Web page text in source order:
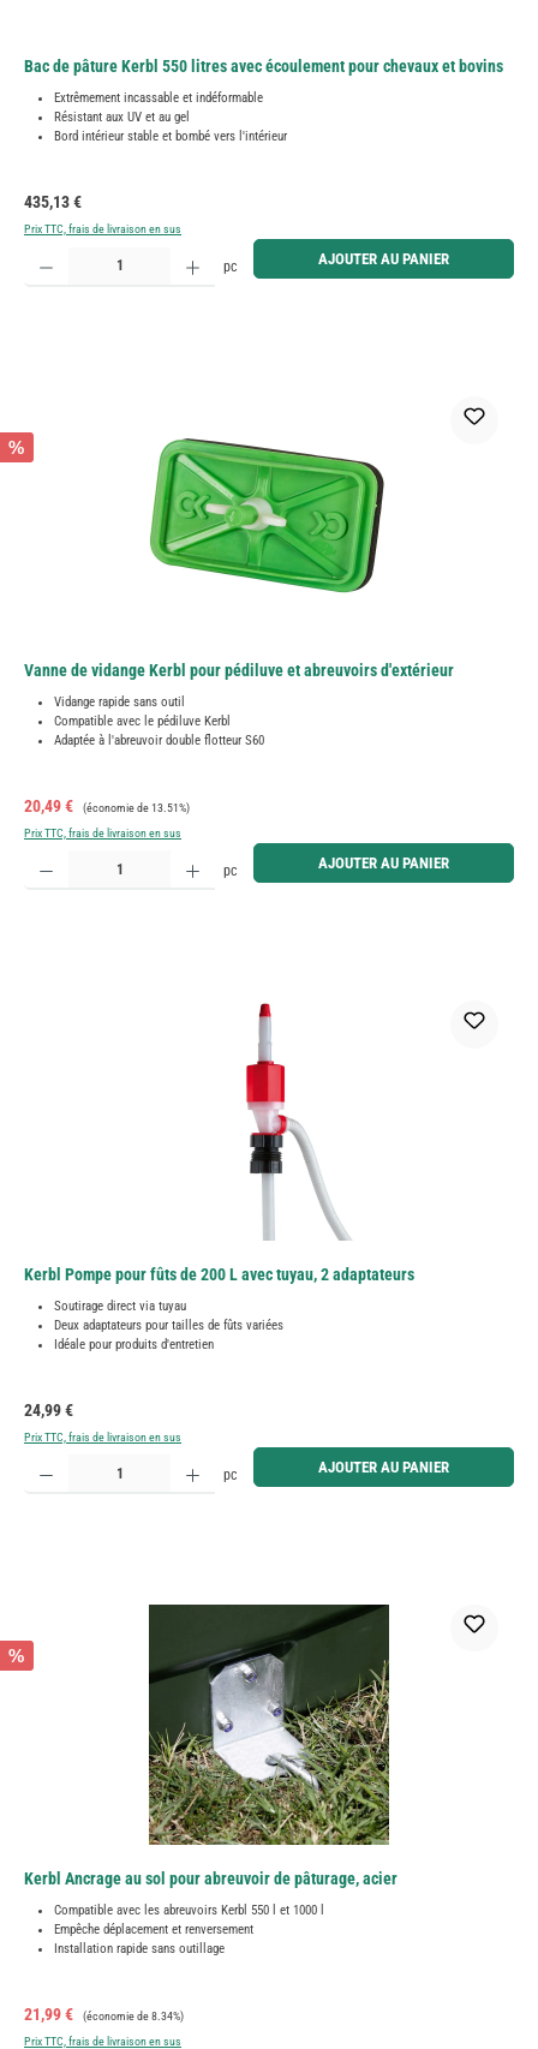
Bac de pâture Kerbl 550 litres avec écoulement pour chevaux et bovins
Extrêmement incassable et indéformable
Résistant aux UV et au gel
Bord intérieur stable et bombé vers l'intérieur
Prix régulier :
435,13 €
Prix TTC, frais de livraison en sus
Quantité de produit : Entrez la quantité souhaitée ou utilisez les boutons pour augmenter ou
pc AJOUTER AU PANIER
%
Vanne de vidange Kerbl pour pédiluve et abreuvoirs d'extérieur
Vidange rapide sans outil
Compatible avec le pédiluve Kerbl
Adaptée à l'abreuvoir double flotteur S60
Prix de vente :
20,49 € Prix régulier :
(économie de 13.51%)
Prix TTC, frais de livraison en sus
Quantité de produit : Entrez la quantité souhaitée ou utilisez les boutons pour augmenter ou
pc AJOUTER AU PANIER
Kerbl Pompe pour fûts de 200 L avec tuyau, 2 adaptateurs
Soutirage direct via tuyau
Deux adaptateurs pour tailles de fûts variées
Idéale pour produits d'entretien
Prix régulier :
24,99 €
Prix TTC, frais de livraison en sus
Quantité de produit : Entrez la quantité souhaitée ou utilisez les boutons pour augmenter ou
pc AJOUTER AU PANIER
%
Kerbl Ancrage au sol pour abreuvoir de pâturage, acier
Compatible avec les abreuvoirs Kerbl 550 l et 1000 l
Empêche déplacement et renversement
Installation rapide sans outillage
Prix de vente :
21,99 € Prix régulier :
(économie de 8.34%)
Prix TTC, frais de livraison en sus